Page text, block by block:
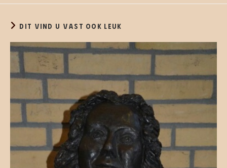
DIT VIND U VAST OOK LEUK